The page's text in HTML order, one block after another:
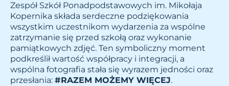
Zespół Szkół Ponadpodstawowych im. Mikołaja
Kopernika składa serdeczne podziękowania
wszystkim uczestnikom wydarzenia za wspólne
zatrzymanie się przed szkołą oraz wykonanie
pamiątkowych zdjęć. Ten symboliczny moment
podkreślił wartość współpracy i integracji, a
wspólna fotografia stała się wyrazem jedności oraz
przesłania: #RAZEM MOŻEMY WIĘCEJ.